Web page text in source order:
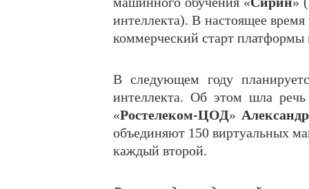
интеллекта). В настоящее
коммерческий старт платформы
В следующем году
интеллекта. Об этом шла
«Ростелеком-ЦОД»
объединяют 150 виртуальных
каждый второй.